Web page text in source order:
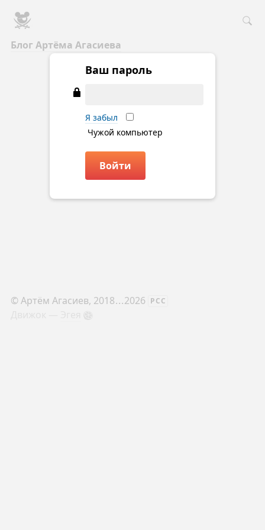
Ваш пароль
Я забыл
Чужой компьютер
Войти
Блог Артёма Агасиева
©Артём Агасиев, 2018...2026 РСС